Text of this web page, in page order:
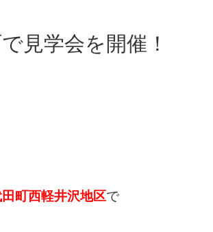
見学会を開催！
町西軽井沢地区で